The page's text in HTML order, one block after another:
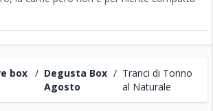
box / Degusta Box
Agosto
/ Tranci di Tonno
al Naturale